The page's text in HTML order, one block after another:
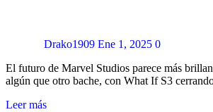
Drako1909 Ene 1, 2025 0
El futuro de Marvel Studios parece más
algún que otro bache, con What If S3
Leer más